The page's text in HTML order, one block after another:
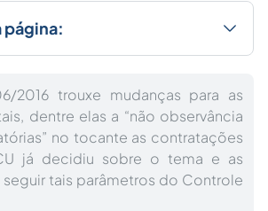
página:
2016 trouxe mudanças para as
dentre elas a “não observância
no tocante as contratações
já decidiu sobre o tema e as
tais parâmetros do Controle